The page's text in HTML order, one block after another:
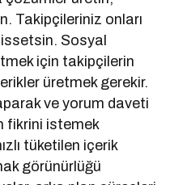
Takipçileriniz onları
Sosyal
için takipçilerin
üretmek gerekir.
ve yorum daveti
fikrini istemek
tüketilen içerik
görünürlüğü